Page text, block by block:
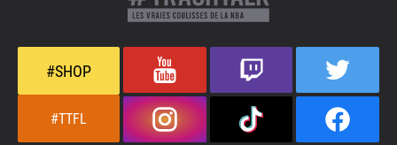
#SHOP
#TTFL